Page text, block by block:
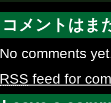
コメントはま
No comments
RSS feed for